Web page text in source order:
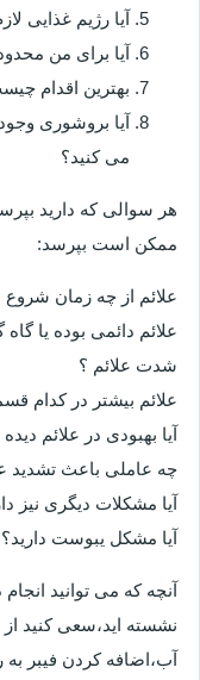
آیا رژیم غذایی
آیا برای من
بهترین اقدام
آیا بروشوری
می کنید؟
هر سوالی که دارید
ممکن است بپرسد:
علائم از چه زمان
علائم دائمی بوده یا
شدت علائم ؟
علائم بیشتر در کدام
آیا بهبودی در علائم
چه عاملی باعث تشدید
آیا مشکلات دیگری نیز
آیا مشکل یبوست دارید؟
آنچه که می توانید
نشسته اید،سعی کنید
آب،اضافه کردن فیبر